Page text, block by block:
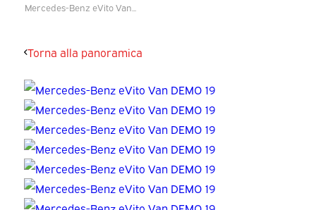
Mercedes-Benz eVito Van...
Torna alla panoramica